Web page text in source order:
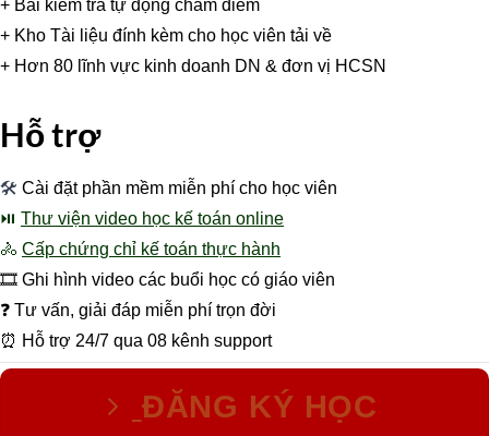
+ Bài kiểm tra tự động chấm điểm
+ Kho Tài liệu đính kèm cho học viên tải về
+ Hơn 80 lĩnh vực kinh doanh DN & đơn vị HCSN
Hỗ trợ
🛠 Cài đặt phần mềm miễn phí cho học viên
⏯ Thư viện video học kế toán online
🚴 Cấp chứng chỉ kế toán thực hành
🎞 Ghi hình video các buổi học có giáo viên
❓ Tư vấn, giải đáp miễn phí trọn đời
⏰ Hỗ trợ 24/7 qua 08 kênh support
ĐĂNG KÝ HỌC